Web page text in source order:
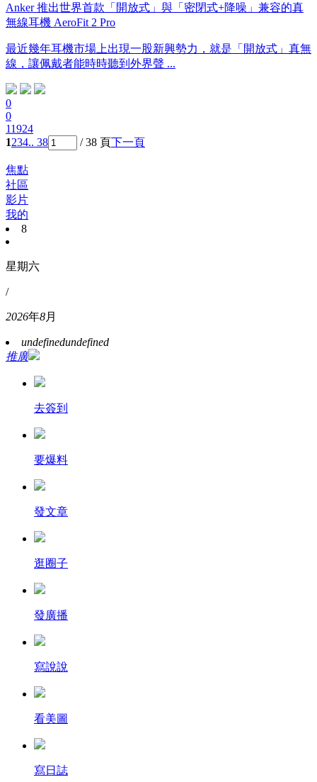
Anker 推出世界首款「開放式」與「密閉式+降噪」兼容的真
無線耳機 AeroFit 2 Pro
最近幾年耳機市場上出現一股新興勢力，就是「開放式」真無
線，讓佩戴者能時時聽到外界聲 ...
0
0
11924
1234.. 38 / 38 頁下一頁
焦點
社區
影片
我的
8
星期六
/
2026年8月
undefinedundefined
推廣
去簽到
要爆料
發文章
逛圈子
發廣播
寫說說
看美圖
寫日誌